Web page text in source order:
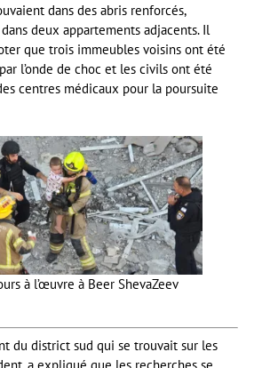
dans des abris renforcés,
deux appartements adjacents. Il
que trois immeubles voisins ont été
l’onde de choc et les civils ont été
centres médicaux pour la poursuite
à l’œuvre à Beer ShevaZeev
du district sud qui se trouvait sur les
a expliqué que les recherches se